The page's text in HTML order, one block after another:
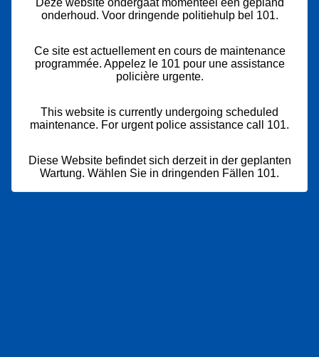
onderhoud. Voor dringende politiehulp bel 101.
Ce site est actuellement en cours de maintenance
programmée. Appelez le 101 pour une assistance
policière urgente.
This website is currently undergoing scheduled
maintenance. For urgent police assistance call 101.
Diese Website befindet sich derzeit in der geplanten
Wartung. Wählen Sie in dringenden Fällen 101.